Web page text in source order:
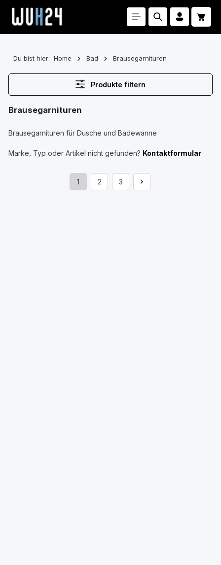
Zum Hauptinhalt springen
Du bist hier: Home Bad Brausegarnituren
Produkte filtern
Brausegarnituren
Brausegarnituren für Dusche und Badewanne
Marke, Typ oder Artikel nicht gefunden? Kontaktformular
Seite
1
Seite
2
Seite
3